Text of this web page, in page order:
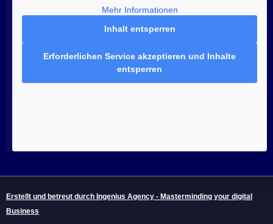
Mehr Informationen
Inhalt entsperren
Erforderlichen Service akzeptieren und Inhalte
entsperren
Erstellt und betreut durch Ingenius Agency - Masterminding your digital
Business